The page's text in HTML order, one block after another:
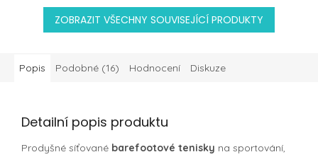
ZOBRAZIT VŠECHNY SOUVISEJÍCÍ PRODUKTY
Popis Podobné (16) Hodnocení Diskuze
Detailní popis produktu
Prodyšné síťované barefootové tenisky na sportování,